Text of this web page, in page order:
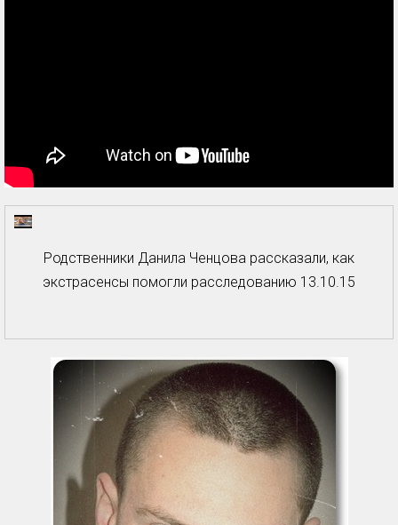
Родственники Данила Ченцова рассказали, как
экстрасенсы помогли расследованию 13.10.15